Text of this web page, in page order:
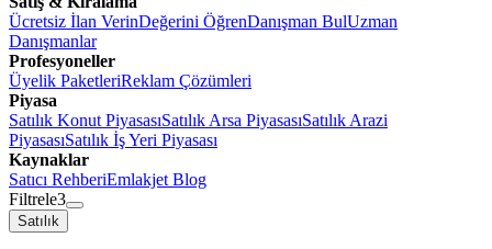
Ücretsiz İlan VerinDeğerini ÖğrenDanışman BulUzman
Danışmanlar
Profesyoneller
Üyelik PaketleriReklam Çözümleri
Piyasa
Satılık Konut PiyasasıSatılık Arsa PiyasasıSatılık Arazi
PiyasasıSatılık İş Yeri Piyasası
Kaynaklar
Satıcı RehberiEmlakjet Blog
Filtrele3
Satılık